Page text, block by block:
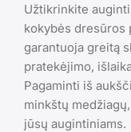
Užtikrinkite
kokybės dresūros
garantuoja greitą
pratekėjimo,
Pagaminti iš
minkštų
jūsų augintiniams.